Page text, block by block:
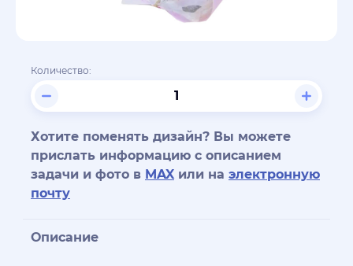
Количество:
Хотите поменять дизайн? Вы можете
прислать информацию с описанием
задачи и фото в MAX или на электронную
почту
Описание